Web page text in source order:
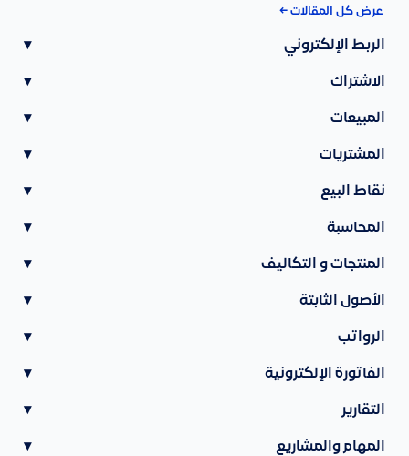
عرض كل المقالات ←
الربط الإلكتروني ▾
الاشتراك ▾
المبيعات ▾
المشتريات ▾
نقاط البيع ▾
المحاسبة ▾
المنتجات و التكاليف ▾
الأصول الثابتة ▾
الرواتب ▾
الفاتورة الإلكترونية ▾
التقارير ▾
المهام والمشاريع ▾